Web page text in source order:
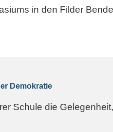
in den Filder
Demokratie
Schule die